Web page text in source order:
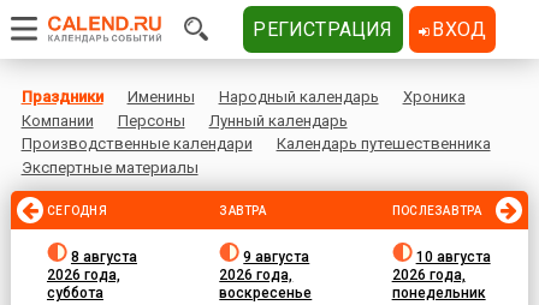
Праздники Именины Народный календарь
Хроника
Компании
Персоны
Лунный календарь
Производственные календари
Календарь путешественника
Экспертные материалы
СЕГОДНЯ
8 августа
2026 года,
суббота
ЗАВТРА
9 августа
2026 года,
воскресенье
ПОСЛЕЗАВТРА
10 августа
2026 года,
понедельник
РЕГИСТРАЦИЯ ВХОД